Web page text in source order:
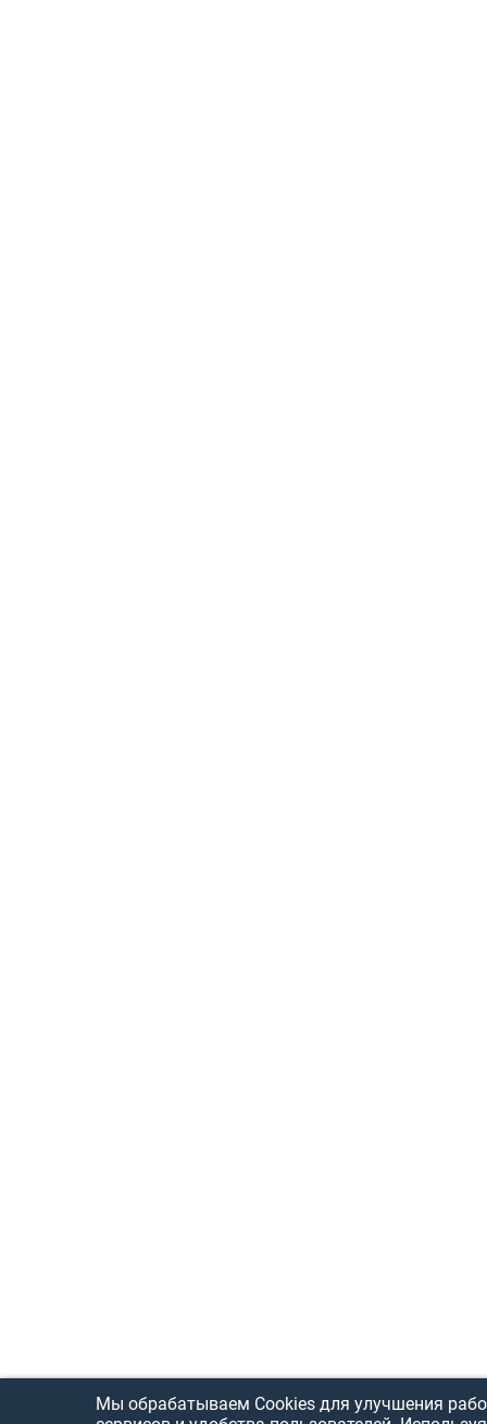
Мы обрабатываем Cookies для улучшения